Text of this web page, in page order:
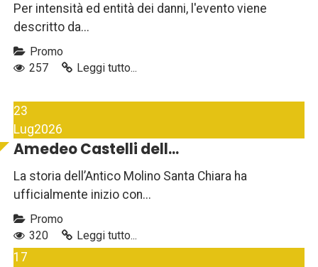
Per intensità ed entità dei danni, l'evento viene
descritto da...
Promo
257
Leggi tutto...
23
Lug2026
Amedeo Castelli dell...
La storia dell’Antico Molino Santa Chiara ha
ufficialmente inizio con...
Promo
320
Leggi tutto...
17